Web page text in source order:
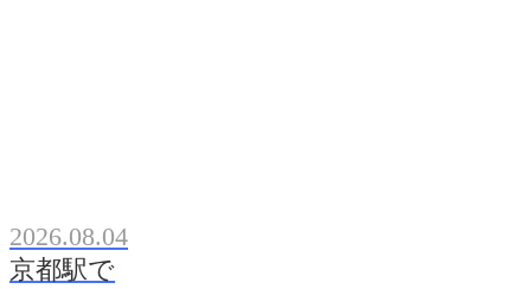
2026.08.04
京都駅で